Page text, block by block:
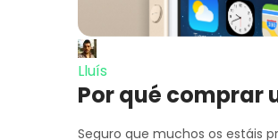
Lluís
Por qué comprar
Seguro que muchos os estáis